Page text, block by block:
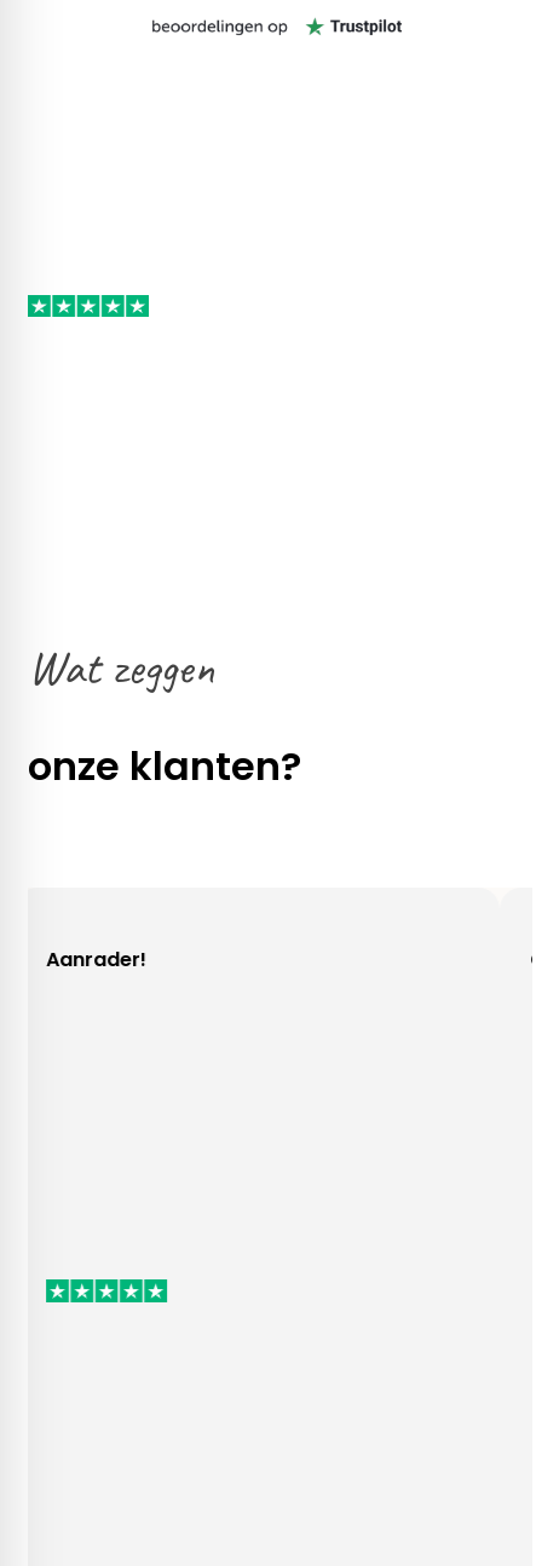
Wat zeggen
onze klanten?
Gezellig